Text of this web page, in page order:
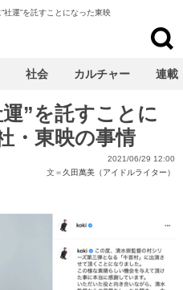
社運”を託すことになった東映
”を託すことに
・東映の事情
2021/06/29 12:00
文＝久田萬美（アイドルライター）
社会 カルチャー 連載